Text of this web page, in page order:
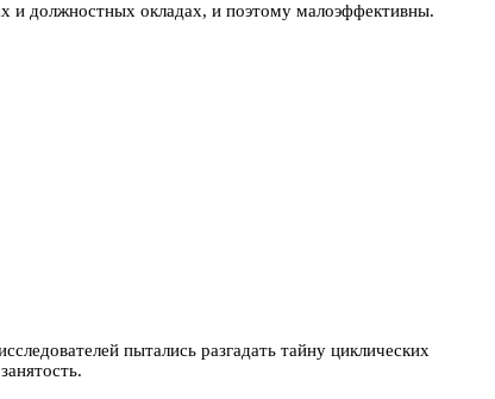
и должностных окладах, и поэтому малоэффективны.
пытались разгадать тайну циклических